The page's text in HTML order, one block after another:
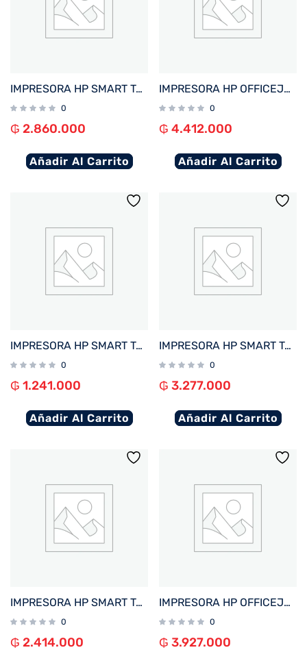
IMPRESORA HP SMART TANK 750 IMP/COP/SCAN/RED/WIFI/BIVOLT
0
₲ 2.860.000
Añadir Al Carrito
IMPRESORA HP OFFICEJET PRO 9730 IMP/COP/SCA/USB/RED/WIFI/BIVOLT + 4 TINTAS
0
₲ 4.412.000
Añadir Al Carrito
IMPRESORA HP SMART TANK 210 IMP/USB/WIFI/BIVOLT
0
₲ 1.241.000
Añadir Al Carrito
IMPRESORA HP SMART TANK 790 IMP/COP/SCAN/FAX/RED/WIFI/BIVOLT
0
₲ 3.277.000
Añadir Al Carrito
IMPRESORA HP SMART TANK 720 IMP/COP/SCAN/USB/WIFI/BIVOLT
0
₲ 2.414.000
IMPRESORA HP OFFICEJET PRO 9730 IMP/COP/SCA/USB/RED/WIFI/BIVOLT
0
₲ 3.927.000